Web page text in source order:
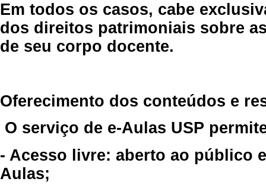
Em todos os casos, cabe
dos direitos patrimoniais sobre
de seu corpo docente.
Oferecimento dos conteúdos e
O serviço de e-Aulas USP
- Acesso livre: aberto ao público
Aulas;